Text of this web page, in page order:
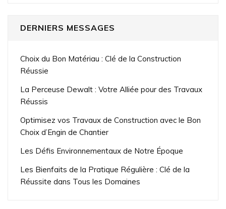
DERNIERS MESSAGES
Choix du Bon Matériau : Clé de la Construction
Réussie
La Perceuse Dewalt : Votre Alliée pour des Travaux
Réussis
Optimisez vos Travaux de Construction avec le Bon
Choix d’Engin de Chantier
Les Défis Environnementaux de Notre Époque
Les Bienfaits de la Pratique Régulière : Clé de la
Réussite dans Tous les Domaines